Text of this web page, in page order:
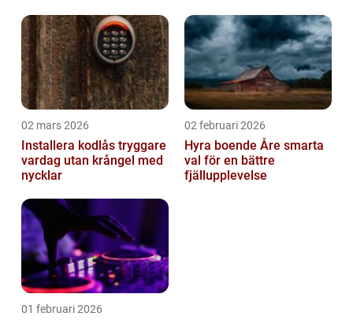
02 mars 2026
Installera kodlås tryggare
vardag utan krångel med
nycklar
02 februari 2026
Hyra boende Åre smarta
val för en bättre
fjällupplevelse
01 februari 2026